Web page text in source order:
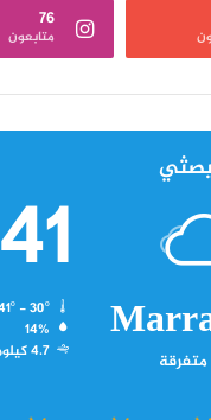
76
متابعون
41
14%
4.7 كيلومتر/ساعة